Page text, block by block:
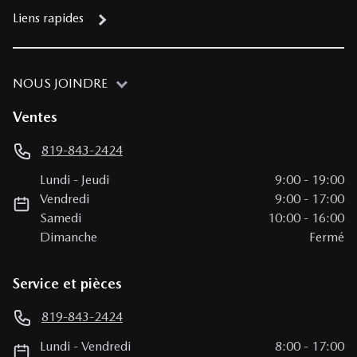
Liens rapides
NOUS JOINDRE
Ventes
819-843-2424
Lundi - Jeudi 9:00 - 19:00
Vendredi
9:00 - 17:00
Samedi
10:00 - 16:00
Dimanche
Fermé
Service et pièces
819-843-2424
Lundi -Vendredi 8:00 - 17:00